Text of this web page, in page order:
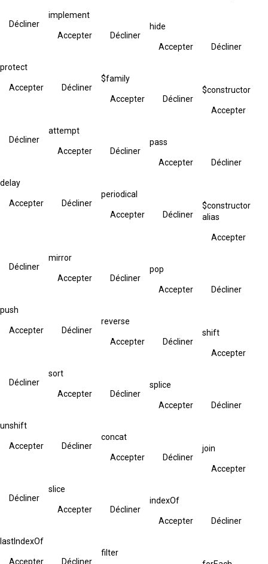
Décliner
implement
Accepter Décliner
hide
Accepter Décliner
protect
Accepter Décliner
$family
Accepter Décliner
$constructor
Accepter
Décliner
attempt
Accepter Décliner
pass
Accepter Décliner
delay
Accepter Décliner
periodical
Accepter Décliner
$constructor
alias
Accepter
Décliner
mirror
Accepter Décliner
pop
Accepter Décliner
push
Accepter Décliner
reverse
Accepter Décliner
shift
Accepter
Décliner
sort
Accepter Décliner
splice
Accepter Décliner
unshift
Accepter Décliner
concat
Accepter Décliner
join
Accepter
Décliner
slice
Accepter Décliner
indexOf
Accepter Décliner
lastIndexOf
Accepter Décliner
filter